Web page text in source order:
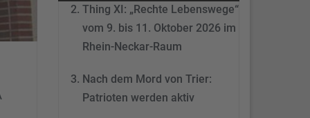
Ihren Aktivitäten
sammeln. Bitte lesen
Sie die Details durch
und stimmen Sie der
zu, um dieses Video
anzusehen.
Thing XI: „Rechte Lebenswege“
vom 9. bis 11. Oktober 2026 im
Rhein-Neckar-Raum
Nach dem Mord von Trier:
Patrioten werden aktiv